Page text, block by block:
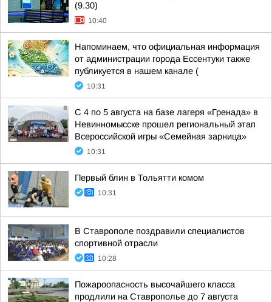
(9.30)
10:40
Напоминаем, что официальная информация
от администрации города Ессентуки также
публикуется в нашем канале (
10:31
С 4 по 5 августа на базе лагеря «Гренада» в
Невинномысске прошел региональный этап
Всероссийской игры «Семейная зарница»
10:31
Первый блин в Тольятти комом
10:31
В Ставрополе поздравили специалистов
спортивной отрасли
10:28
Пожароопасность высочайшего класса
продлили на Ставрополье до 7 августа